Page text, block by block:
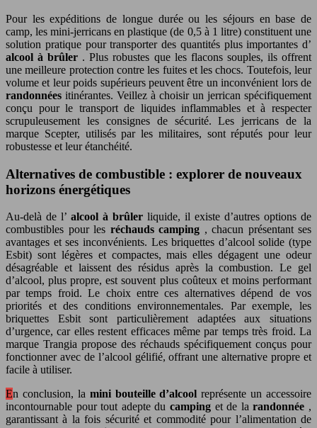
Pour les expéditions de longue durée ou les séjours en base de
camp, les mini-jerricans en plastique (de 0,5 à 1 litre) constituent une
solution pratique pour transporter des quantités plus importantes d’
alcool à brûler . Plus robustes que les flacons souples, ils offrent
une meilleure protection contre les fuites et les chocs. Toutefois, leur
volume et leur poids supérieurs peuvent être un inconvénient lors de
randonnées itinérantes. Veillez à choisir un jerrican spécifiquement
conçu pour le transport de liquides inflammables et à respecter
scrupuleusement les consignes de sécurité. Les jerricans de la
marque Scepter, utilisés par les militaires, sont réputés pour leur
robustesse et leur étanchéité.
Alternatives de combustible : explorer de nouveaux
horizons énergétiques
Au-delà de l’ alcool à brûler liquide, il existe d’autres options de
combustibles pour les réchauds camping , chacun présentant ses
avantages et ses inconvénients. Les briquettes d’alcool solide (type
Esbit) sont légères et compactes, mais elles dégagent une odeur
désagréable et laissent des résidus après la combustion. Le gel
d’alcool, plus propre, est souvent plus coûteux et moins performant
par temps froid. Le choix entre ces alternatives dépend de vos
priorités et des conditions environnementales. Par exemple, les
briquettes Esbit sont particulièrement adaptées aux situations
d’urgence, car elles restent efficaces même par temps très froid. La
marque Trangia propose des réchauds spécifiquement conçus pour
fonctionner avec de l’alcool gélifié, offrant une alternative propre et
facile à utiliser.
En conclusion, la mini bouteille d’alcoolreprésente un accessoire
incontournable pour tout adepte du camping et de larandonnée ,
garantissant à la fois sécurité et commodité pour l’alimentation de